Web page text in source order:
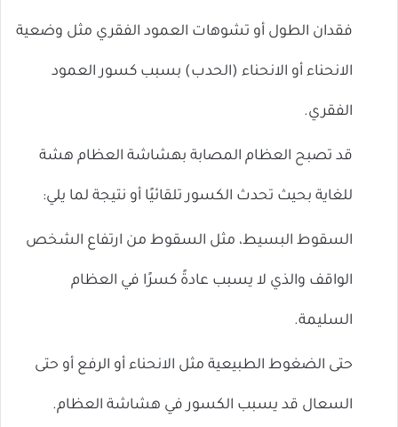
فقدان الطول أو تشوهات العمود الفقري مثل وضعية
الانحناء أو الانحناء (الحدب) بسبب كسور العمود
الفقري.
قد تصبح العظام المصابة بهشاشة العظام هشة
للغاية بحيث تحدث الكسور تلقائيًا أو نتيجة لما يلي:
السقوط البسيط، مثل السقوط من ارتفاع الشخص
الواقف والذي لا يسبب عادةً كسرًا في العظام
السليمة.
حتى الضغوط الطبيعية مثل الانحناء أو الرفع أو حتى
السعال قد يسبب الكسور في هشاشة العظام.